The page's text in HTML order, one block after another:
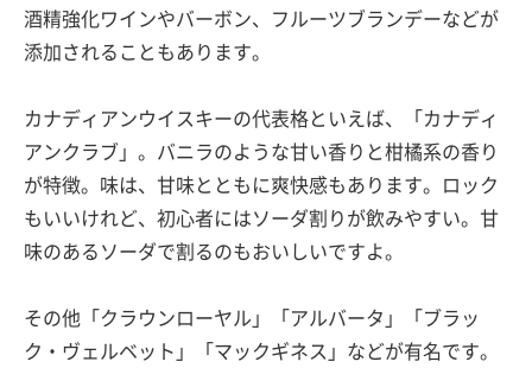
酒精強化ワインやバーボン、フルーツブランデーなどが
添加されることもあります。
カナディアンウイスキーの代表格といえば、「カナディ
アンクラブ」。バニラのような甘い香りと柑橘系の香り
が特徴。味は、甘味とともに爽快感もあります。ロック
もいいけれど、初心者にはソーダ割りが飲みやすい。甘
味のあるソーダで割るのもおいしいですよ。
その他「クラウンローヤル」「アルバータ」「ブラッ
ク・ヴェルベット」「マックギネス」などが有名です。